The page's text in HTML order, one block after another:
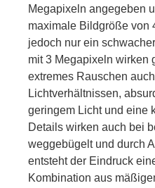
Megapixeln angegeben
maximale Bildgröße von
jedoch nur ein
mit 3 Megapixeln wirken
extremes Rauschen
Lichtverhältnissen,
geringem Licht und eine
Details wirken auch bei
weggebügelt und durch
entsteht der Eindruck
Kombination aus